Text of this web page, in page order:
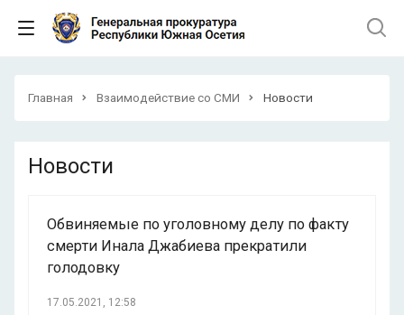
Главная Взаимодействие со СМИ Новости
Новости
Обвиняемые по уголовному делу по факту
смерти Инала Джабиева прекратили
голодовку
17.05.2021, 12:58